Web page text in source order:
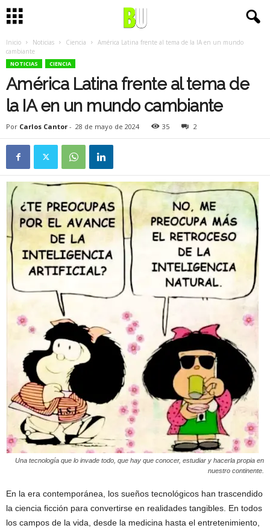
Inicio Noticias Ciencia
América Latina frente al tema de la IA en un mundo
cambiante
NOTICIAS CIENCIA
América Latina frente al tema de
la IA en un mundo cambiante
Por Carlos Cantor - 28 de mayo de 2024 35 2
Una tecnología que lo invade todo, que hay que conocer, estudiar y hacerla propia en
nuestro continente.
En la era contemporánea, los sueños tecnológicos han trascendido
la ciencia ficción para convertirse en realidades tangibles. En todos
los campos de la vida, desde la medicina hasta el entretenimiento,